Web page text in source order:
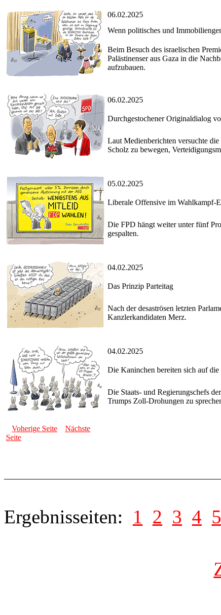
06.02.2025
Wenn politisches und
Beim Besuch des israelischen
Palästinenser aus Gaza in die
aufzubauen.
06.02.2025
Durchgestochener Originaldialog
Laut Medienberichten versuchte
Scholz zu bewegen,
05.02.2025
Liberale Offensive im Wahlkampf-
Die FPD hängt weiter unter fünf
gespalten.
04.02.2025
Das Prinzip Parteitag
Nach der desaströsen letzten
Kanzlerkandidaten Merz.
04.02.2025
Die Kaninchen bereiten sich auf die
Die Staats- und Regierungschefs
Trumps Zoll-Drohungen zu
Voherige Seite
Nächste
Seite
Ergebnisseiten: 1 2 3 4 5